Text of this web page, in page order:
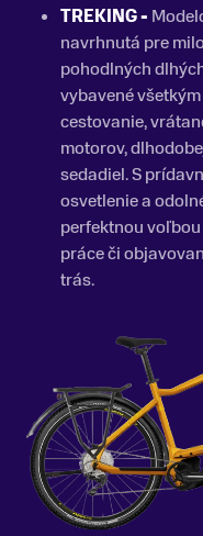
TREKING -
navrhnutá pre
pohodlných
vybavené
cestovanie,
motorov,
sedadiel. S
osvetlenie a
perfektnou
práce či
trás.